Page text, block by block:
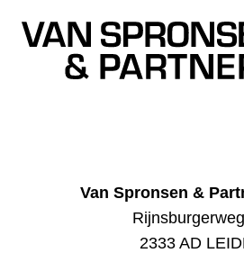
Van Spronsen & Partners
Van Spronsen &
2333 AD